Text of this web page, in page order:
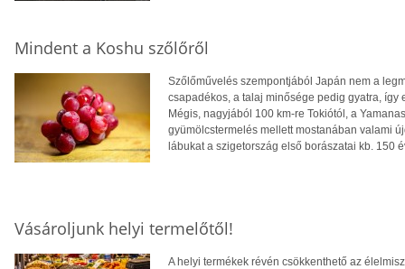
Mindent a Koshu szőlőről
Szőlőművelés szempontjából Japán nem a
csapadékos, a talaj minősége pedig gyatra,
Mégis, nagyjából 100 km-re Tokiótól, a
gyümölcstermelés mellett mostanában valami
lábukat a szigetország első borászatai kb. 150
Vásároljunk helyi termelőtől!
A helyi termékek révén csökkenthető az